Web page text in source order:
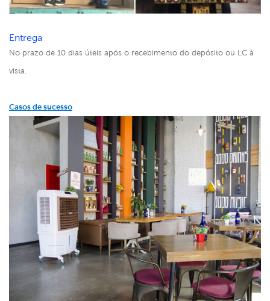
Entrega
No prazo de 10 dias úteis após o recebimento do depósito ou LC à
vista.
Casos de sucesso